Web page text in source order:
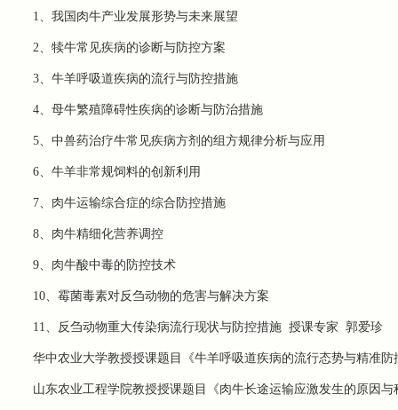
1、我国肉牛产业发展形势与未来展望
2、犊牛常见疾病的诊断与防控方案
3、牛羊呼吸道疾病的流行与防控措施
4、母牛繁殖障碍性疾病的诊断与防治措施
5、 中兽药治疗牛常见疾病方剂的组方规律分析与应用
6、牛羊非常规饲料的创新利用
7、肉牛运输综合症的综合防控措施
8、肉牛精细化营养调控
9、肉牛酸中毒的防控技术
10、霉菌毒素对反刍动物的危害与解决方案
11、反刍动物重大传染病流行现状与防控措施 授课专家 郭爱珍
华中农业大学教授授课题目《牛羊呼吸道疾病的流行态势与精准防
山东农业工程学院教授授课题目《肉牛长途运输应激发生的原因与